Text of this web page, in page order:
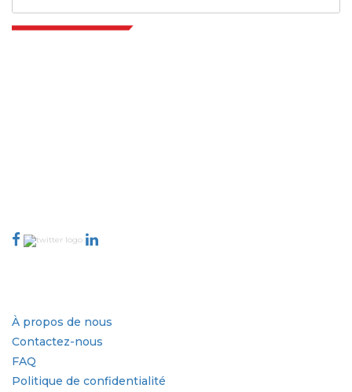
À propos de nous
Contactez-nous
FAQ
Politique de confidentialité